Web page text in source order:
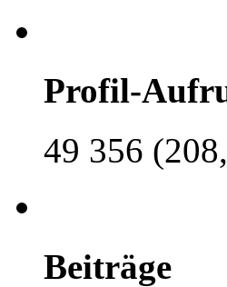
Profil-
49 356
Beiträge